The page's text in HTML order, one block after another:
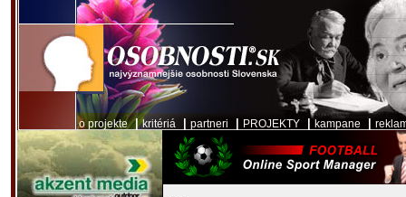
o projekte|kritériá partneri PROJEKTY kampane